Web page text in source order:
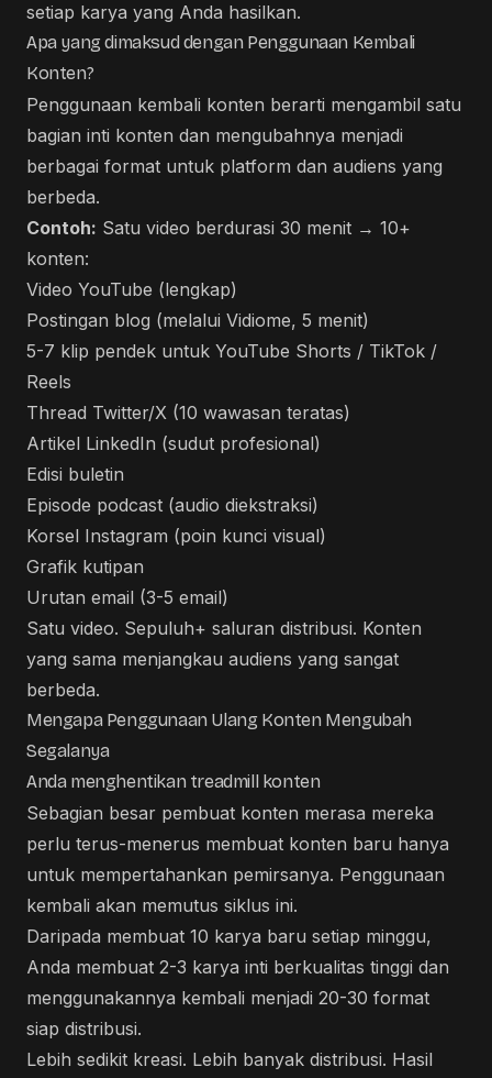
setiap karya yang Anda hasilkan.
Apa yang dimaksud dengan Penggunaan Kembali
Konten?
Penggunaan kembali konten berarti mengambil satu
bagian inti konten dan mengubahnya menjadi
berbagai format untuk platform dan audiens yang
berbeda.
Contoh: Satu video berdurasi 30 menit → 10+
konten:
Video YouTube (lengkap)
Postingan blog (melalui Vidiome, 5 menit)
5-7 klip pendek untuk YouTube Shorts / TikTok /
Reels
Thread Twitter/X (10 wawasan teratas)
Artikel LinkedIn (sudut profesional)
Edisi buletin
Episode podcast (audio diekstraksi)
Korsel Instagram (poin kunci visual)
Grafik kutipan
Urutan email (3-5 email)
Satu video. Sepuluh+ saluran distribusi. Konten
yang sama menjangkau audiens yang sangat
berbeda.
Mengapa Penggunaan Ulang Konten Mengubah
Segalanya
Anda menghentikan treadmill konten
Sebagian besar pembuat konten merasa mereka
perlu terus-menerus membuat konten baru hanya
untuk mempertahankan pemirsanya. Penggunaan
kembali akan memutus siklus ini.
Daripada membuat 10 karya baru setiap minggu,
Anda membuat 2-3 karya inti berkualitas tinggi dan
menggunakannya kembali menjadi 20-30 format
siap distribusi.
Lebih sedikit kreasi. Lebih banyak distribusi. Hasil